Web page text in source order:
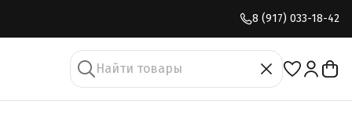
8 (917) 033-18-42